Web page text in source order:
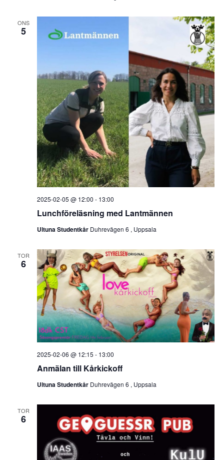
ONS
5
Lunchföreläsning med Lantmännen
2025-02-05 @ 12:00 - 13:00
Ultuna Studentkår Duhrevägen 6 , Uppsala
TOR
6
Anmälan till Kårkickoff
2025-02-06 @ 12:15 - 13:00
Ultuna Studentkår Duhrevägen 6 , Uppsala
TOR
6